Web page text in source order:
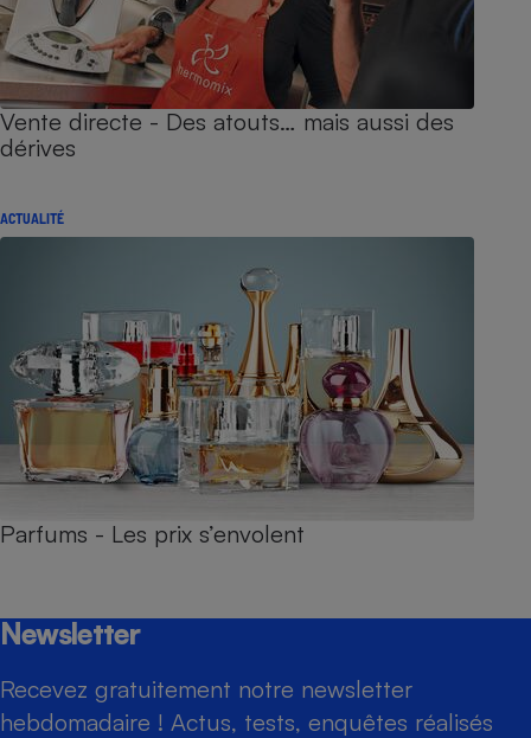
Vente directe - Des atouts… mais aussi des
dérives
ACTUALITÉ
Parfums - Les prix s’envolent
Newsletter
Recevez gratuitement notre newsletter
hebdomadaire ! Actus, tests, enquêtes réalisés